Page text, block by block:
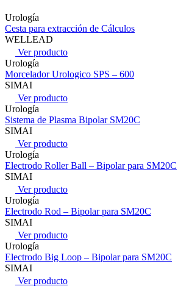
Urología
Cesta para extracción de Cálculos
WELLEAD
Ver producto
Urología
Morcelador Urologico SPS – 600
SIMAI
Ver producto
Urología
Sistema de Plasma Bipolar SM20C
SIMAI
Ver producto
Urología
Electrodo Roller Ball – Bipolar para SM20C
SIMAI
Ver producto
Urología
Electrodo Rod – Bipolar para SM20C
SIMAI
Ver producto
Urología
Electrodo Big Loop – Bipolar para SM20C
SIMAI
Ver producto